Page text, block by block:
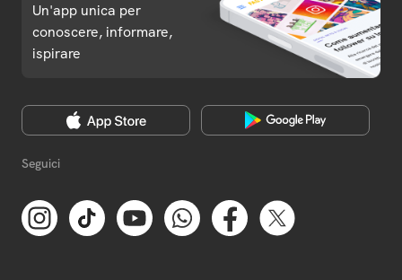
Un'app unica per
conoscere, informare,
ispirare
Seguici